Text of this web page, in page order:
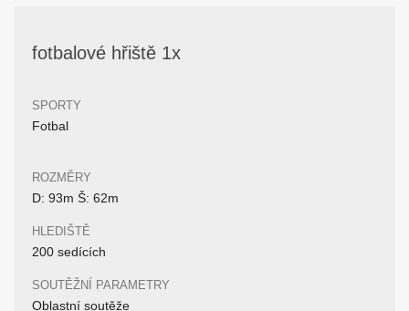
fotbalové hřiště 1x
SPORTY
Fotbal
ROZMĚRY
D: 93m Š: 62m
HLEDIŠTĚ
200 sedících
SOUTĚŽNÍ PARAMETRY
Oblastní soutěže